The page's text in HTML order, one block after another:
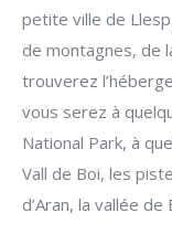
petite ville de
de montagnes, de
trouverez
vous serez à
National Park, à
Vall de Boi, les
d’Aran, la vallée